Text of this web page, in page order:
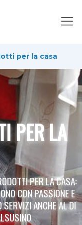
per la casa
PER LA
PER LA CASA:
CON PASSIONE E
SERVIZI ANCHE AL DI